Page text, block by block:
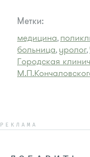
Метки:
медицина,
больница, уролог,
Городская
РЕКЛАМА